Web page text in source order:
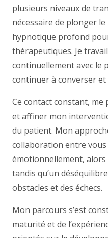
plusieurs niveaux de
nécessaire de plonger
hypnotique profond
thérapeutiques. Je
continuellement avec le
continuer à converser
Ce contact constant,
et affiner mon
du patient. Mon
collaboration entre vous
émotionnellement,
tandis qu’un
obstacles et des échecs.
Mon parcours s’est
maturité et de